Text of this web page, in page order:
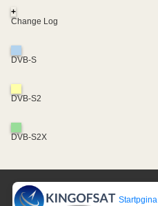
+
Change Log
DVB-S
DVB-S2
DVB-S2X
Startpgina